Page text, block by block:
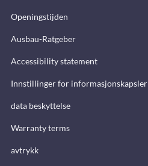
Openingstijden
Ausbau-Ratgeber
Accessibility statement
Innstillinger for informasjonskapsler
data beskyttelse
Warranty terms
avtrykk